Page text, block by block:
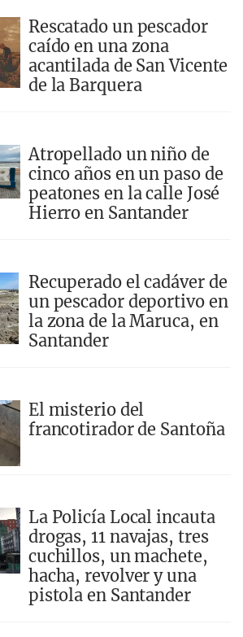
Rescatado un pescador
caído en una zona
acantilada de San Vicente
de la Barquera
Atropellado un niño de
cinco años en un paso de
peatones en la calle José
Hierro en Santander
Recuperado el cadáver de
un pescador deportivo en
la zona de la Maruca, en
Santander
El misterio del
francotirador de Santoña
La Policía Local incauta
drogas, 11 navajas, tres
cuchillos, un machete,
hacha, revolver y una
pistola en Santander